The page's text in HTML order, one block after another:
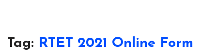
Tag: RTET 2021 Online Form